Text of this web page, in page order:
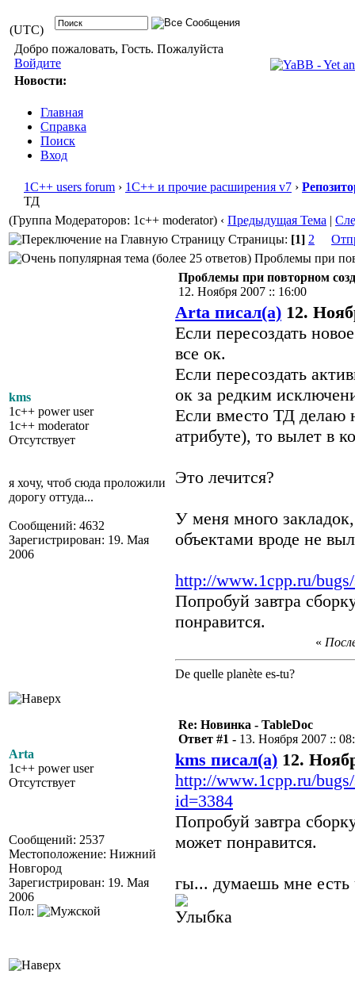
(UTC)
Добро пожаловать, Гость. Пожалуйста
Войдите
Новости:
Главная
Справка
Поиск
Вход
1С++ users forum › 1С++ и прочие расширения v7 ›
ТД
(Группа Модераторов: 1c++ moderator) ‹ Предыдущая Тема |
Страницы: [1] 2
Проблемы при
kms
1c++ power user
1c++ moderator
Отсутствует
я хочу, чтоб сюда проложили
дорогу оттуда...
Сообщений: 4632
Зарегистрирован: 19. Мая
2006
Проблемы при повторном
12. Ноября 2007 :: 16:00
Arta писал(а) 12.
Если пересоздать
все ок.
Если пересоздать
ок за редким
Если вместо ТД
атрибуте), то вылет в
Это лечится?
У меня много
объектами вроде не
http://www.1cpp.ru/
Попробуй завтра
понравится.
«
De quelle planète es-tu?
Arta
1c++ power user
Отсутствует
Сообщений: 2537
Местоположение: Нижний
Новгород
Зарегистрирован: 19. Мая
2006
Пол:
Re: Новинка - TableDoc
Ответ #1 - 13. Ноября 2007 ::
kms писал(а) 12.
http://www.1cpp.ru/
id=3384
Попробуй завтра
может понравится.
гы... думаешь мне есть